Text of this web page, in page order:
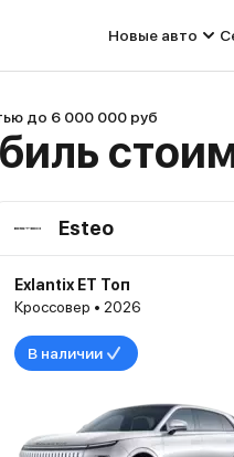
Новые авто
до 6 000 000 руб
Esteo
Exlantix ET Топ
Кроссовер • 2026
В наличии